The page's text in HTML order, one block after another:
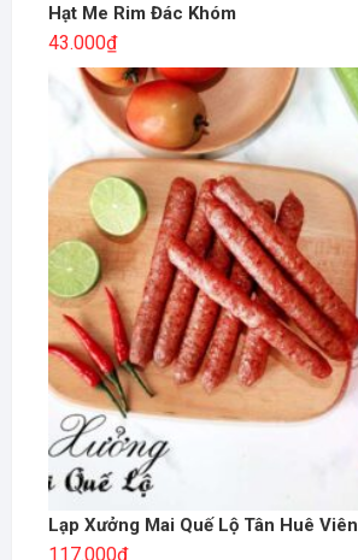
Hạt Me Rim Đác Khóm
43.000₫
Lạp Xưởng Mai Quế Lộ Tân Huê Viên
117.000₫